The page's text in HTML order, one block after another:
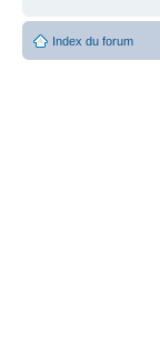
Index du forum